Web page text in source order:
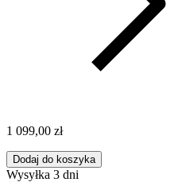
1 099,00 zł
Dodaj do koszyka
Wysyłka 3 dni